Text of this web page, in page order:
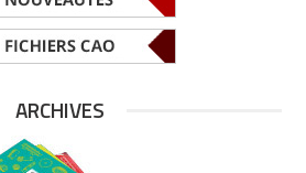
ARCHIVES